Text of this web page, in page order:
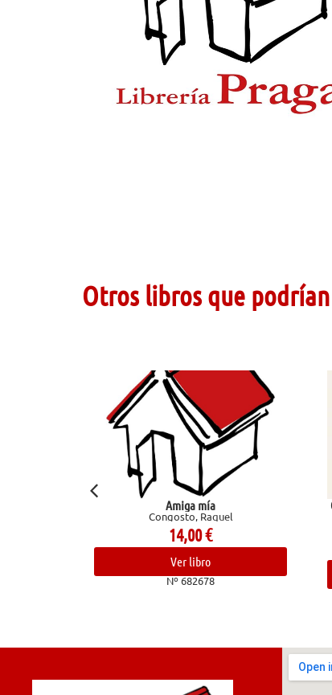
Otros libros que
Amiga mía
Congosto, Raquel
14,00€
Ver libro
Nº 682678